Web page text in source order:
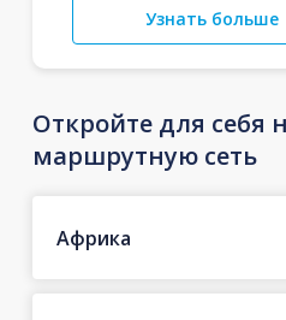
Узнать больше
Откройте для себя
маршрутную сеть
Африка